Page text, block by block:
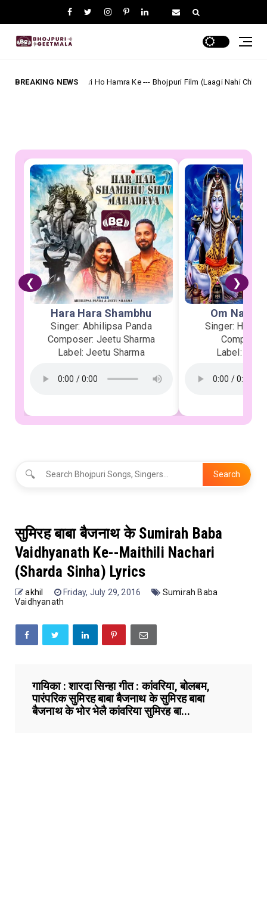
BREAKING NEWS
Ho Hamra Ke --- Bhojpuri Film (Laagi Nahi Chhute Ram) Full Lyrics
❮ ❯
Hara Hara Shambhu
Singer: Abhilipsa Panda
Composer: Jeetu Sharma
Label: Jeetu Sharma
Om
Singer:
Label:
🔍 Search
सुमिरह बाबा बैजनाथ के Sumirah Baba
Vaidhyanath Ke--Maithili Nachari
(Sharda Sinha) Lyrics
akhil Friday, July 29, 2016
Sumirah Baba
Vaidhyanath
गायिका : शारदा सिन्हा गीत : कांवरिया, बोलबम,
पारंपरिक सुमिरह बाबा बैजनाथ के सुमिरह बाबा
बैजनाथ के भोर भेलै कांवरिया सुमिरह बा...